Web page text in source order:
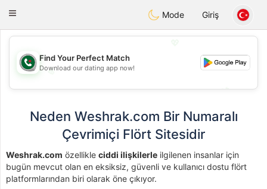
Weshrak
Toggle
Mode Giriş
💖
💕
Find Your Perfect Match
Download our dating app now!
Neden Weshrak.com Bir Numaralı
Çevrimiçi Flört Sitesidir
Weshrak.com özellikle ciddi ilişkilerle ilgilenen insanlar için
bugün mevcut olan en eksiksiz, güvenli ve kullanıcı dostu flört
platformlarından biri olarak öne çıkıyor.